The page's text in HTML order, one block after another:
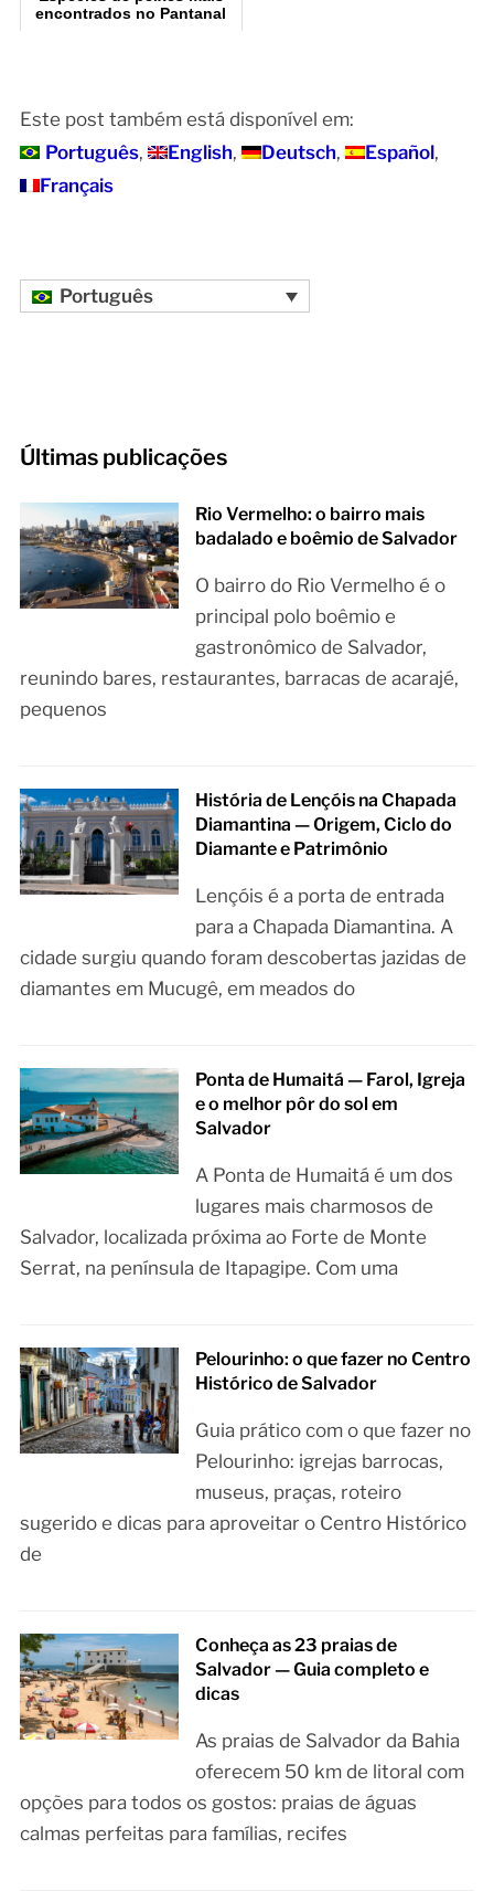
encontrados no Pantanal
Este post também está disponível em:
Português
English Deutsch
Español
Français
Português
Últimas publicações
Rio Vermelho: o bairro mais
badalado e boêmio de Salvador
O bairro do Rio Vermelho é o
principal polo boêmio e
gastronômico de Salvador,
reunindo bares, restaurantes, barracas de acarajé,
pequenos
História de Lençóis na Chapada
Diamantina — Origem, Ciclo do
Diamante e Patrimônio
Lençóis é a porta de entrada
para a Chapada Diamantina. A
cidade surgiu quando foram descobertas jazidas de
diamantes em Mucugê, em meados do
Ponta de Humaitá — Farol, Igreja
e o melhor pôr do sol em
Salvador
A Ponta de Humaitá é um dos
lugares mais charmosos de
Salvador, localizada próxima ao Forte de Monte
Serrat, na península de Itapagipe. Com uma
Pelourinho: o que fazer no Centro
Histórico de Salvador
Guia prático com o que fazer no
Pelourinho: igrejas barrocas,
museus, praças, roteiro
sugerido e dicas para aproveitar o Centro Histórico
de
Conheça as 23 praias de
Salvador — Guia completo e
dicas
As praias de Salvador da Bahia
oferecem 50 km de litoral com
opções para todos os gostos: praias de águas
calmas perfeitas para famílias, recifes